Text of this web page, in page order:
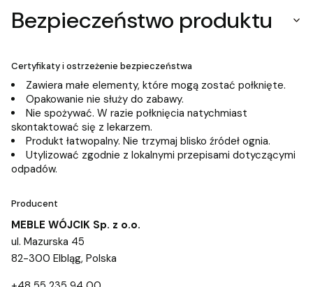
Bezpieczeństwo produktu
Certyfikaty i ostrzeżenie bezpieczeństwa
Zawiera małe elementy, które mogą zostać połknięte.
Opakowanie nie służy do zabawy.
Nie spożywać. W razie połknięcia natychmiast
skontaktować się z lekarzem.
Produkt łatwopalny. Nie trzymaj blisko źródeł ognia.
Utylizować zgodnie z lokalnymi przepisami dotyczącymi
odpadów.
Producent
MEBLE WÓJCIK Sp. z o.o.
ul. Mazurska 45
82-300 Elbląg, Polska